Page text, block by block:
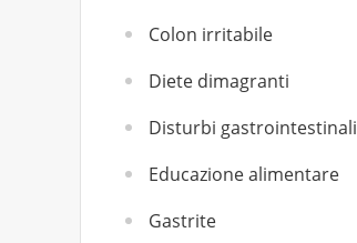
Colon irritabile
Diete dimagranti
Disturbi gastrointestinali
Educazione alimentare
Gastrite